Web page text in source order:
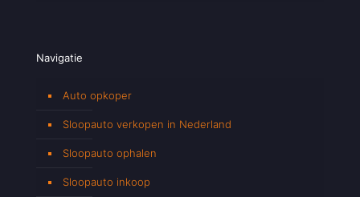
Navigatie
Auto opkoper
Sloopauto verkopen in Nederland
Sloopauto ophalen
Sloopauto inkoop